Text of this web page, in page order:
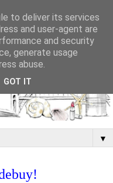
▼
to deliver its services
and user-agent are
and security
generate usage
abuse.
GOT IT